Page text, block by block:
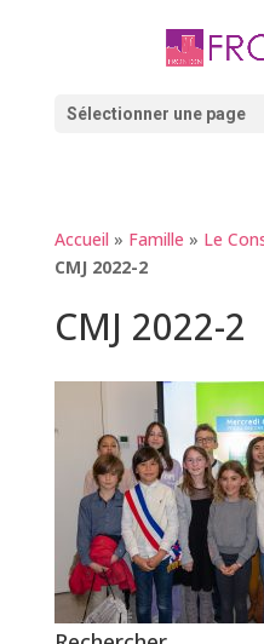
Sélectionner une page
Accueil » Famille » Le
CMJ 2022-2
CMJ 2022-2